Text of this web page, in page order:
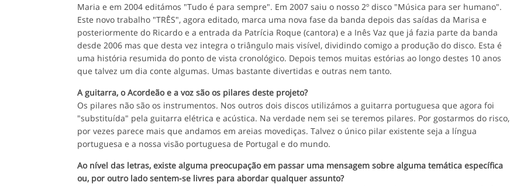
Maria e em 2004 editámos "Tudo é para sempre". Em 2007 saiu o nosso 2º disco "Música para ser humano".
Este novo trabalho "TRÊS", agora editado, marca uma nova fase da banda depois das saídas da Marisa e
posteriormente do Ricardo e a entrada da Patrícia Roque (cantora) e a Inês Vaz que já fazia parte da banda
desde 2006 mas que desta vez integra o triângulo mais visível, dividindo comigo a produção do disco. Esta é
uma história resumida do ponto de vista cronológico. Depois temos muitas estórias ao longo destes 10 anos
que talvez um dia conte algumas. Umas bastante divertidas e outras nem tanto.
A guitarra, o Acordeão e a voz são os pilares deste projeto?
Os pilares não são os instrumentos. Nos outros dois discos utilizámos a guitarra portuguesa que agora foi
"substituída" pela guitarra elétrica e acústica. Na verdade nem sei se teremos pilares. Por gostarmos do risco,
por vezes parece mais que andamos em areias movediças. Talvez o único pilar existente seja a língua
portuguesa e a nossa visão portuguesa de Portugal e do mundo.
Ao nível das letras, existe alguma preocupação em passar uma mensagem sobre alguma temática específica
ou, por outro lado sentem-se livres para abordar qualquer assunto?